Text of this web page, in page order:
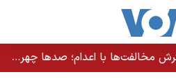
ترس جمهوری اسلامی از گسترش مخالفت‌ها با اعدام؛ صدها چهره شناخته‌شده به دادسرا احضار شدند